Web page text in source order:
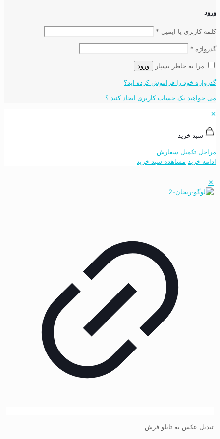
ورود
کلمه کاربری یا ایمیل *
گذرواژه *
مرا به خاطر بسپار ورود
گذرواژه خود را فراموش کرده اید؟
می خواهید یک حساب کاربری ایجاد کنید ؟
✕
سبد خرید
مراحل تکمیل سفارش
ادامه خرید مشاهده سبد خرید
✕
تبدیل عکس به تابلو فرش